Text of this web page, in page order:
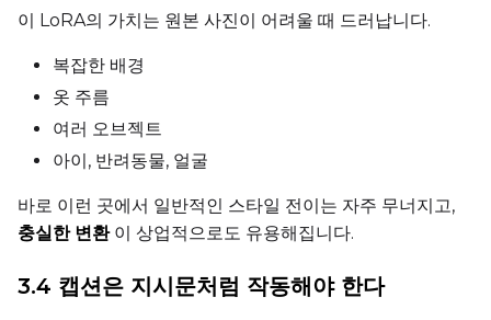
Sampler
이 LoRA의 가치는 원본 사진이 어려울 때 드러납니다.
복잡한 배경
옷 주름
여러 오브젝트
아이, 반려동물, 얼굴
바로 이런 곳에서 일반적인 스타일 전이는 자주 무너지고,
충실한 변환이 상업적으로도 유용해집니다.
3.4 캡션은 지시문처럼 작동해야 한다